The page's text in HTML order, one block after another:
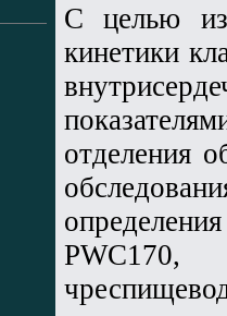
С целью
кинетики
отделения